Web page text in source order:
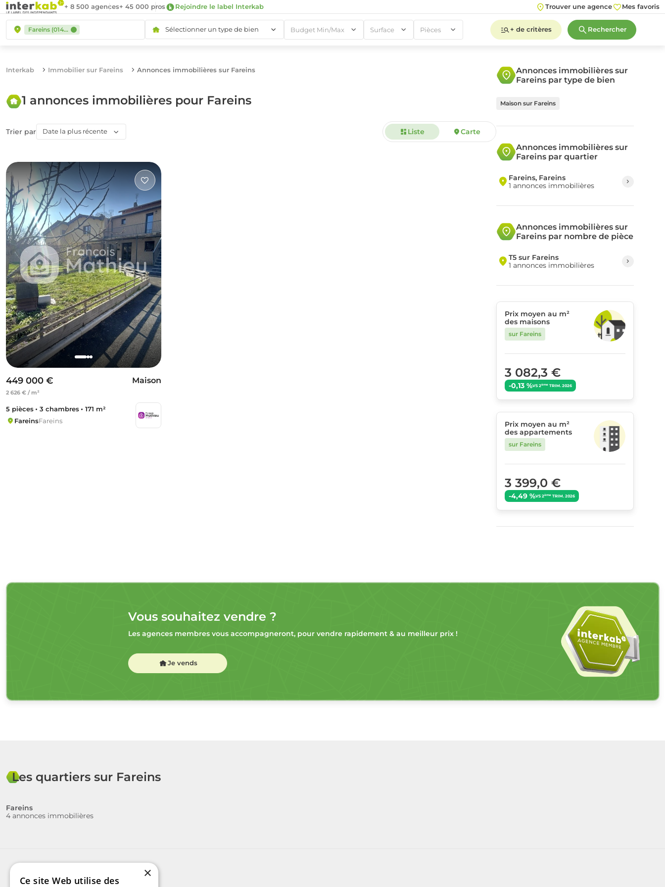
+ 8 500 agences+ 45 000 pros Rejoindre le label Interkab Trouver une agence Mes favoris
Fareins (01480) Sélectionner un type de bien Budget Min/Max Surface Pièces
5+
2 3 4
+ de critères Rechercher
Interkab Immobilier sur Fareins Annonces immobilières sur Fareins
1 annonces immobilières pour Fareins
Trier par Date la plus récente Liste Carte
449 000 €
2 626 € / m²
Maison
5 pièces 3 chambres
171 m²
FareinsFareins
Annonces immobilières sur
Fareins par type de bien
Maison sur Fareins
Annonces immobilières sur
Fareins par quartier
Fareins, Fareins
1 annonces immobilières
Annonces immobilières sur
Fareins par nombre de pièce
T5 sur Fareins
1 annonces immobilières
Prix moyen au m²
des maisons
sur Fareins
3 082,3 €
-0,13 %VS 2èmeTRIM. 2026
Prix moyen au m²
des appartements
sur Fareins
3 399,0 €
-4,49 %VS 2èmeTRIM. 2026
Vous souhaitez vendre ?
Les agences membres vous accompagneront, pour vendre rapidement & au meilleur prix !
Je vends
Les quartiers sur Fareins
Fareins
4 annonces immobilières
×
Ce site Web utilise des